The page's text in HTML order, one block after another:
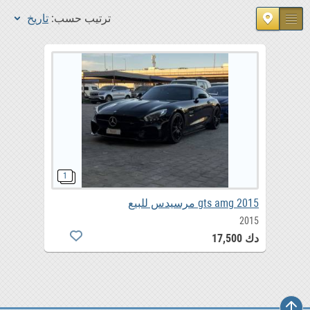
ترتيب حسب: تاريخ
gts amg 2015 مرسيدس للبيع
2015
دك 17,500